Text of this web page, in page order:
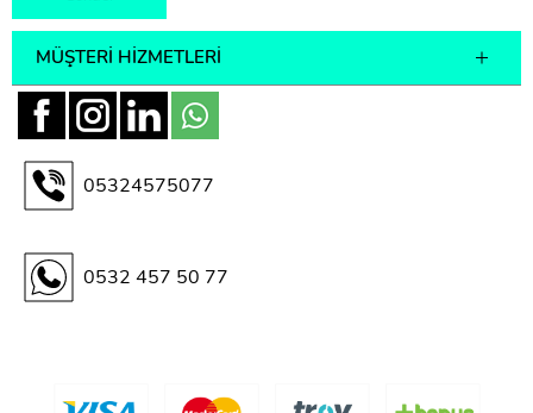
MÜŞTERI HIZMETLERI
05324575077
0532 457 50 77